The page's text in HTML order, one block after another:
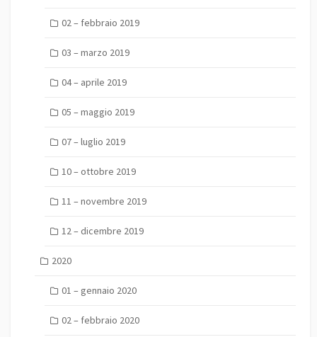
02 – febbraio 2019
03 – marzo 2019
04 – aprile 2019
05 – maggio 2019
07 – luglio 2019
10 – ottobre 2019
11 – novembre 2019
12 – dicembre 2019
2020
01 – gennaio 2020
02 – febbraio 2020